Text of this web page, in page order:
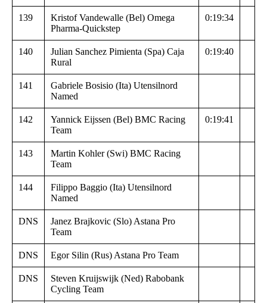
139
Kristof Vandewalle (Bel) Omega
Pharma-Quickstep
0:19:34
140
Julian Sanchez Pimienta (Spa) Caja
Rural
0:19:40
141
Gabriele Bosisio (Ita) Utensilnord
Named
142
Yannick Eijssen (Bel) BMC Racing
Team
0:19:41
143
Martin Kohler (Swi) BMC Racing
Team
144
Filippo Baggio (Ita) Utensilnord
Named
DNS
Janez Brajkovic (Slo) Astana Pro
Team
DNS Egor Silin (Rus) Astana Pro Team
DNS
Steven Kruijswijk (Ned) Rabobank
Cycling Team